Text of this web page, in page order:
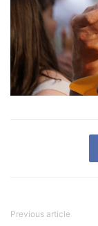
Previous article